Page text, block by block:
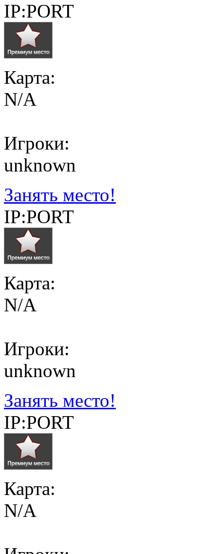
IP:PORT
Карта:
N/A
Игроки:
unknown
Занять место!
IP:PORT
Карта:
N/A
Игроки:
unknown
Занять место!
IP:PORT
Карта:
N/A